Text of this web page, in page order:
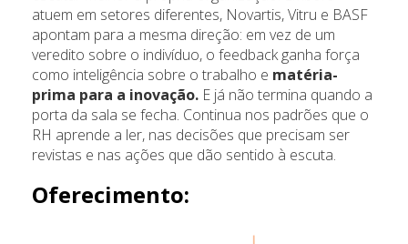
atuem em setores diferentes, Novartis, Vitru e BASF
apontam para a mesma direção: em vez de um
veredito sobre o indivíduo, o feedback ganha força
como inteligência sobre o trabalho e matéria-
prima para a inovação. E já não termina quando a
porta da sala se fecha. Continua nos padrões que o
RH aprende a ler, nas decisões que precisam ser
revistas e nas ações que dão sentido à escuta.
Oferecimento: